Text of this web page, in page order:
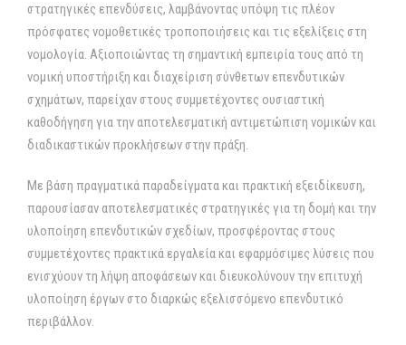
στρατηγικές επενδύσεις, λαμβάνοντας υπόψη τις πλέον
πρόσφατες νομοθετικές τροποποιήσεις και τις εξελίξεις στη
νομολογία. Αξιοποιώντας τη σημαντική εμπειρία τους από τη
νομική υποστήριξη και διαχείριση σύνθετων επενδυτικών
σχημάτων, παρείχαν στους συμμετέχοντες ουσιαστική
καθοδήγηση για την αποτελεσματική αντιμετώπιση νομικών και
διαδικαστικών προκλήσεων στην πράξη.
Με βάση πραγματικά παραδείγματα και πρακτική εξειδίκευση,
παρουσίασαν αποτελεσματικές στρατηγικές για τη δομή και την
υλοποίηση επενδυτικών σχεδίων, προσφέροντας στους
συμμετέχοντες πρακτικά εργαλεία και εφαρμόσιμες λύσεις που
ενισχύουν τη λήψη αποφάσεων και διευκολύνουν την επιτυχή
υλοποίηση έργων στο διαρκώς εξελισσόμενο επενδυτικό
περιβάλλον.